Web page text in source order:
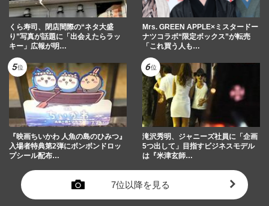
くら寿司、閉店間際の“ネタ大盛
り”写真が話題に「出会えたらラッ
キー」広報が明…
Mrs. GREEN APPLE×ミスタードー
ナツコラボ“限定ボックス”が転売
「これ買う人も…
『映画ちいかわ 人魚の島のひみつ』
入場者特典第2弾にボンボンドロッ
プシール配布…
滝沢秀明、ジャニーズ社員に「企画
5つ出して」目指すビジネスモデル
は『米津玄師…
7位以降を見る